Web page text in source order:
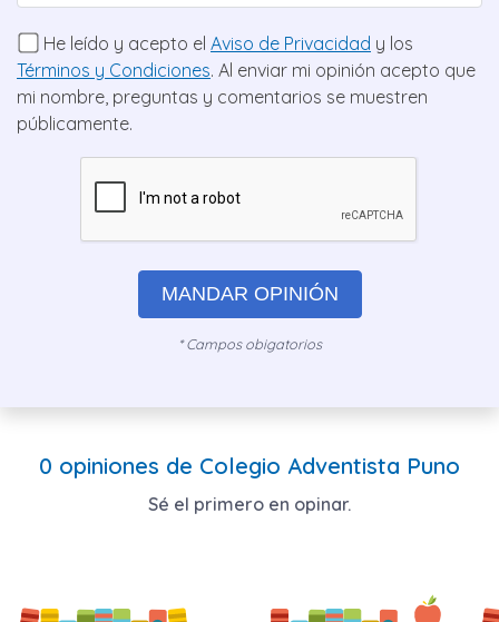
He leído y acepto el Aviso de Privacidad y los
Términos y Condiciones. Al enviar mi opinión acepto que
mi nombre, preguntas y comentarios se muestren
públicamente.
MANDAR OPINIÓN
* Campos obigatorios
0 opiniones de Colegio Adventista Puno
Sé el primero en opinar.